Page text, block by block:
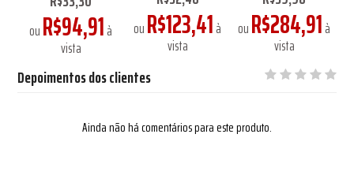
ouR$94,91à
vista
ouR$123,41à
vista
ouR$284,91à
vista
Depoimentos dos clientes
Ainda não há comentários para este produto.